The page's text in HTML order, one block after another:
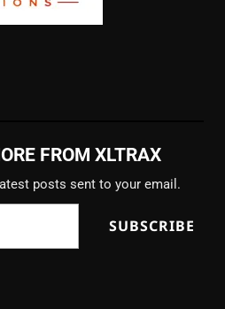
FROM XLTRAX
posts sent to your email.
SUBSCRIBE